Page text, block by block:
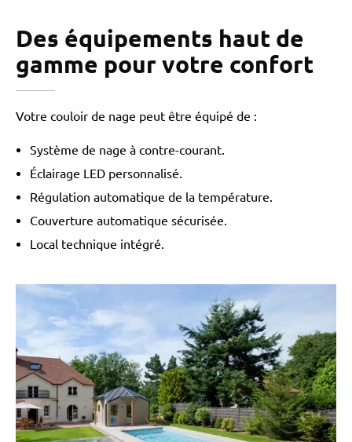
Des équipements haut de
gamme pour votre confort
Votre couloir de nage peut être équipé de :
Système de nage à contre-courant.
Éclairage LED personnalisé.
Régulation automatique de la température.
Couverture automatique sécurisée.
Local technique intégré.